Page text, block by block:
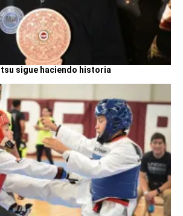
sigue haciendo historia